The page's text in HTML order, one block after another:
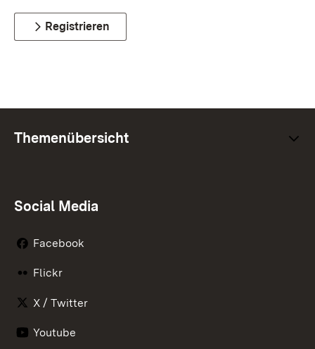
Registrieren
Themenübersicht
Social Media
Facebook
Flickr
X / Twitter
Youtube